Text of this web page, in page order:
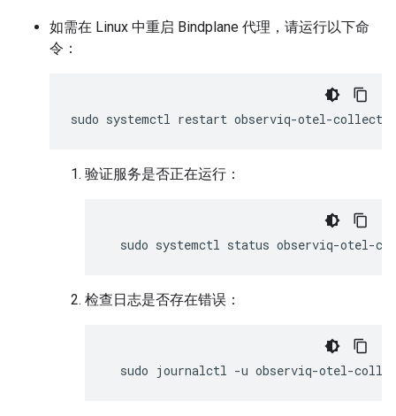
如需在 Linux 中重启 Bindplane 代理，请运行以下命
令：
sudo systemctl restart
验证服务是否正在运行：
sudo systemctl status
检查日志是否存在错误：
sudo journalctl -u observiq-otel-